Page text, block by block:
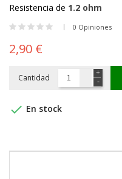
Resistencia de 1.2 ohm
0 Opiniones
2,90 €
Cantidad
 En stock